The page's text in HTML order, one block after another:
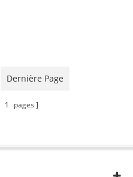
Dernière Page
1 pages